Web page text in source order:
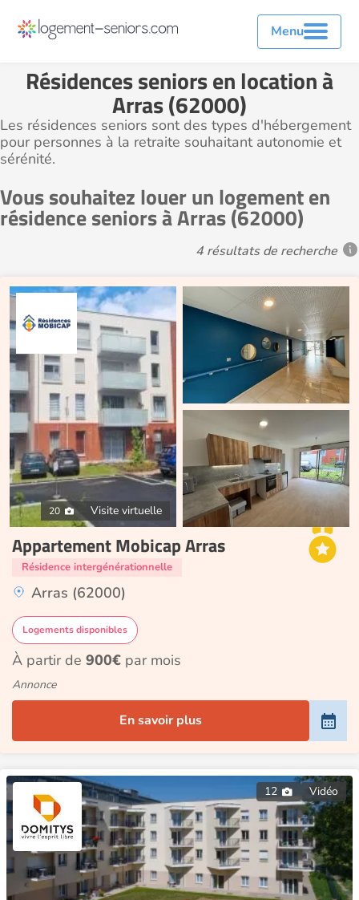
Menu
Résidences seniors en location à
Arras (62000)
Les résidences seniors sont des types d'hébergement
pour personnes à la retraite souhaitant autonomie et
sérénité.
Vous souhaitez louer un logement en
résidence seniors à Arras (62000)
4 résultats de recherche
20 Visite virtuelle
Appartement Mobicap Arras
Résidence intergénérationnelle
Arras (62000)
Logements disponibles
À partir de 900€ par mois
Annonce
En savoir plus
12 Vidéo